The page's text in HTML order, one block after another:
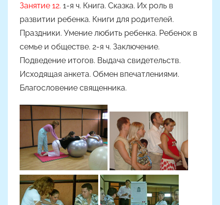
Занятие 12. 1-я ч. Книга. Сказка. Их роль в
развитии ребенка. Книги для родителей.
Праздники. Умение любить ребенка. Ребенок в
семье и обществе. 2-я ч. Заключение.
Подведение итогов. Выдача свидетельств.
Исходящая анкета. Обмен впечатлениями.
Благословение священника.